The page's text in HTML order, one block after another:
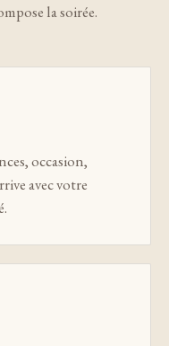
la soirée.
occasion,
avec votre